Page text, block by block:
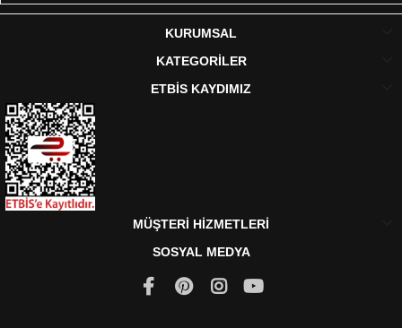
KURUMSAL
KATEGORİLER
ETBİS KAYDIMIZ
MÜŞTERİ HİZMETLERİ
SOSYAL MEDYA